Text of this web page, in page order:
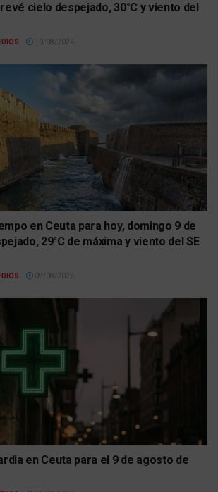
cielo despejado, 30°C y viento del
10/08/2026
en Ceuta para hoy, domingo 9 de
29°C de máxima y viento del SE
09/08/2026
en Ceuta para el 9 de agosto de